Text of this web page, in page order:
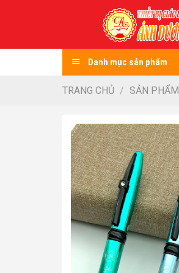
Danh mục sản phẩm
TRANG CHỦ / SẢN PHẨM